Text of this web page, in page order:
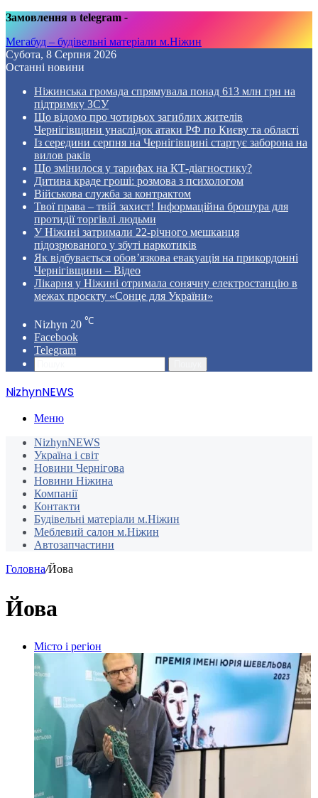
Замовлення в telegram -
Мегабуд – будівельні матеріали м.Ніжин
Субота, 8 Серпня 2026
Останні новини
Ніжинська громада спрямувала понад 613 млн грн на
підтримку ЗСУ
Що відомо про чотирьох загиблих жителів
Чернігівщини унаслідок атаки РФ по Києву та області
Із середини серпня на Чернігівщині стартує заборона на
вилов раків
Що змінилося у тарифах на КТ-діагностику?
Дитина краде гроші: розмова з психологом
Військова служба за контрактом
Твої права – твій захист! Інформаційна брошура для
протидії торгівлі людьми
У Ніжині затримали 22-річного мешканця
підозрюваного у збуті наркотиків
Як відбувається обов’язкова евакуація на прикордонні
Чернігівщини – Відео
Лікарня у Ніжині отримала сонячну електростанцію в
межах проєкту «Сонце для України»
Nizhyn 20 ℃
Facebook
Telegram
NizhynNEWS
Меню
NizhynNEWS
Україна і світ
Новини Чернігова
Новини Ніжина
Компанії
Контакти
Будівельні матеріали м.Ніжин
Меблевий салон м.Ніжин
Автозапчастини
Головна/Йова
Йова
Місто і регіон